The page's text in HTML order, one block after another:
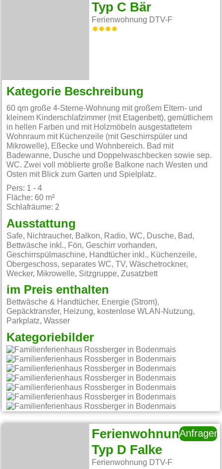
Typ C Bär
Ferienwohnung DTV-F
Kategorie Beschreibung
60 qm große 4-Sterne-Wohnung mit großem Eltern- und
kleinem Kinderschlafzimmer (mit Etagenbett), gemütlichem
in hellen Farben und mit Holzmöbeln ausgestattetem
Wohnraum mit Küchenzeile (mit Geschirrspüler und
Mikrowelle), Eßecke und Wohnbereich. Bad mit
Badewanne, Dusche und Doppelwaschbecken sowie sep.
WC. Zwei voll möblierte große Balkone nach Westen und
Osten mit Blick zum Garten und Spielplatz.
Pers: 1 - 4
Fläche: 60 m²
Schlafräume: 2
Ausstattung
Safe, Nichtraucher, Balkon, Radio, WC, Dusche, Bad,
Bettwäsche inkl., Fön, Geschirr vorhanden,
Geschirrspülmaschine, Handtücher inkl., Küchenzeile,
Obergeschoss, separates WC, TV, Wäschetrockner,
Wecker, Mikrowelle, Sitzgruppe, Zusatzbett
im Preis enthalten
Bettwäsche & Handtücher, Energie (Strom),
Gepäcktransfer, Heizung, kostenlose WLAN-Nutzung,
Parkplatz, Wasser
Kategoriebilder
Ferienwohnung
Typ D Falke
Ferienwohnung DTV-F
Anfragen